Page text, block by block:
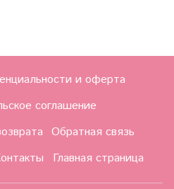
и оферта
соглашение
Обратная связь
Главная страница